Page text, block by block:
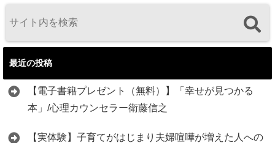
最近の投稿
【電子書籍プレゼント（無料）】「幸せが見つかる
本」/心理カウンセラー衛藤信之
【実体験】子育てがはじまり夫婦喧嘩が増えた人への